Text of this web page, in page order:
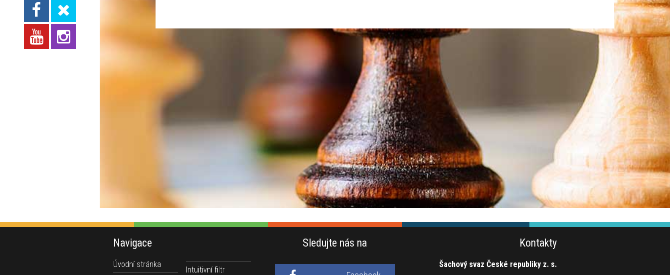
Navigace
Úvodní stránka
Intuitivní filtr
Sledujte nás na Kontakty
Šachový svaz České republiky z. s.